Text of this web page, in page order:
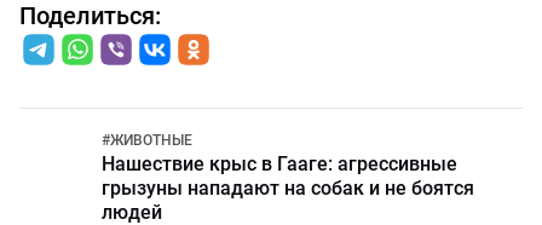
Поделиться:
#ЖИВОТНЫЕ
Нашествие крыс в Гааге: агрессивные
грызуны нападают на собак и не боятся
людей